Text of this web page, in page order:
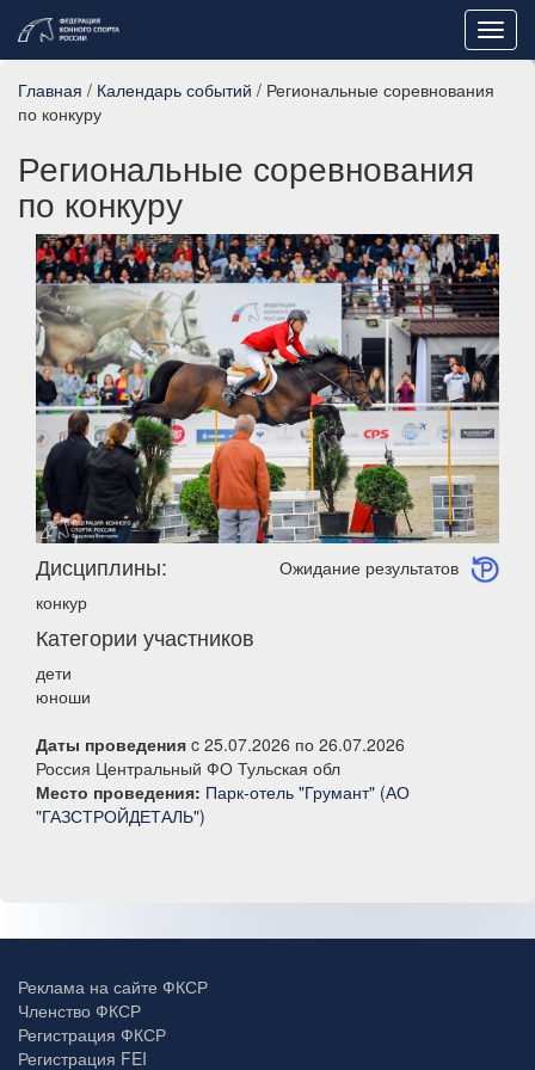
Главная / Календарь событий / Региональные соревнования
по конкуру
Региональные соревнования
по конкуру
Ожидание результатов
Дисциплины:
конкур
Категории участников
дети
юноши
Даты проведения c 25.07.2026 по 26.07.2026
Россия Центральный ФО Тульская обл
Место проведения: Парк-отель "Грумант" (АО
"ГАЗСТРОЙДЕТАЛЬ")
Реклама на сайте ФКСР
Членство ФКСР
Регистрация ФКСР
Регистрация FEI